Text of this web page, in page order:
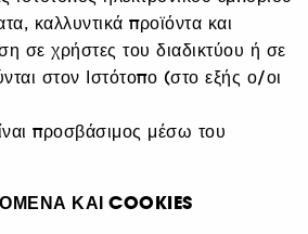
καλλυντικά προϊόντα και
σε χρήστες του διαδικτύου ή σε
στον Ιστότοπο (στο εξής ο/οι
προσβάσιμος μέσω του
ΚΑΙ COOKIES